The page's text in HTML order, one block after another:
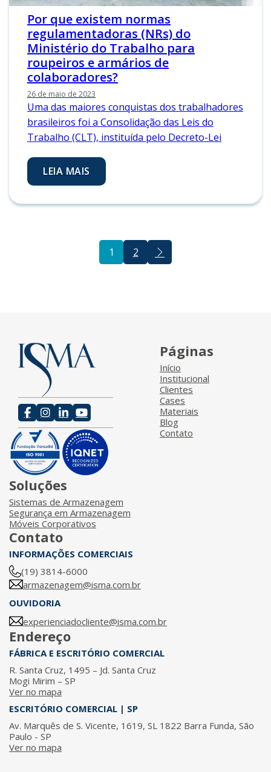
Por que existem normas
regulamentadoras (NRs) do
Ministério do Trabalho para
roupeiros e armários de
colaboradores?
26 de maio de 2023
Uma das maiores conquistas dos trabalhadores
brasileiros foi a Consolidação das Leis do
Trabalho (CLT), instituída pelo Decreto-Lei
LEIA MAIS
1 2
Páginas
Início
Institucional
Clientes
Cases
Materiais
Blog
Contato
Soluções
Sistemas de Armazenagem
Segurança em Armazenagem
Móveis Corporativos
Contato
INFORMAÇÕES COMERCIAIS
(19) 3814-6000
armazenagem@isma.com.br
OUVIDORIA
experienciadocliente@isma.com.br
Endereço
FÁBRICA E ESCRITÓRIO COMERCIAL
R. Santa Cruz, 1495 – Jd. Santa Cruz
Mogi Mirim – SP
Ver no mapa
ESCRITÓRIO COMERCIAL | SP
Av. Marquês de S. Vicente, 1619, SL 1822 Barra Funda, São
Paulo - SP
Ver no mapa